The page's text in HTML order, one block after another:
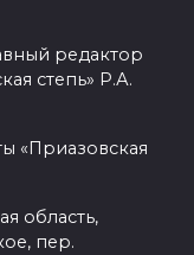
редактор
степь» Р.А.
«Приазовская
область,
пер.